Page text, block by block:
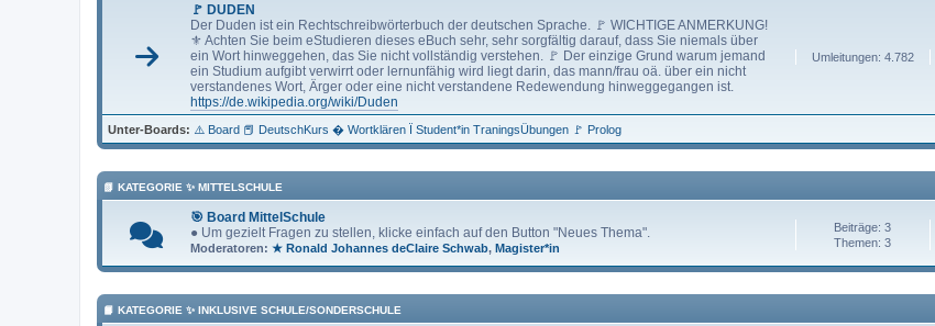
🚩 DUDEN
Der Duden ist ein Rechtschreibwörterbuch der deutschen Sprache. 🚩 WICHTIGE ANMERKUNG!
⚜ Achten Sie beim eStudieren dieses eBuch sehr, sehr sorgfältig darauf, dass Sie niemals über
ein Wort hinweggehen, das Sie nicht vollständig verstehen. 🚩 Der einzige Grund warum jemand
ein Studium aufgibt verwirrt oder lernunfähig wird liegt darin, das mann/frau oä. über ein nicht
verstandenes Wort, Ärger oder eine nicht verstandene Redewendung hinweggegangen ist.
https://de.wikipedia.org/wiki/Duden
Umleitungen: 4.782
Unter-Boards ⚠️ Board 📕 DeutschKurs � Wortklären Ï Student*in TraningsÜbungen 🚩 Prolog
📗 KATEGORIE ✨ MITTELSCHULE
🎯 Board MittelSchule
● Um gezielt Fragen zu stellen, klicke einfach auf den Button "Neues Thema".
Moderatoren: ★ Ronald Johannes deClaire Schwab, Magister*in
Beiträge: 3
Themen: 3
📙 KATEGORIE ✨ INKLUSIVE SCHULE/SONDERSCHULE